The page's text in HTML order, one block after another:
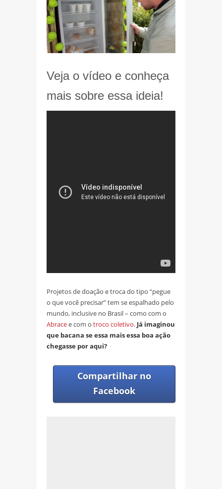
Veja o vídeo e conheça
mais sobre essa ideia!
Projetos de doação e troca do tipo “pegue
o que você precisar” tem se espalhado pelo
mundo, inclusive no Brasil – como com o
Abracee com o troco coletivo. Já imaginou
que bacana se essa mais essa boa ação
chegasse por aqui?
Compartilhar no
Facebook